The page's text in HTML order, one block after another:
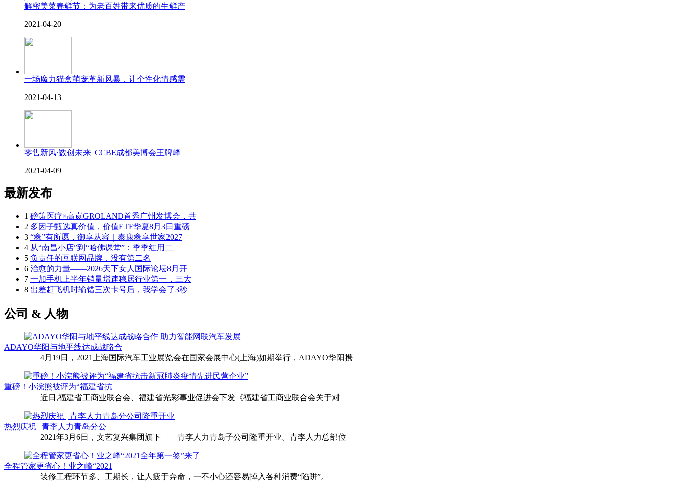
解密美菜春鲜节：为老百姓带来优质的生鲜产
2021-04-20
一场魔力猫盒萌宠革新风暴，让个性化情感需
2021-04-13
零售新风·数创未来| CCBE成都美博会王牌峰
2021-04-09
最新发布
1 磅策医疗×高岚GROLAND首秀广州发博会，共
2 多因子甄选真价值，价值ETF华夏8月3日重磅
3 “鑫”有所愿，御享从容｜泰康鑫享世家2027
4 从“南昌小店”到“哈佛课堂”：季季红用二
5 负责任的互联网品牌，没有第二名
6 治愈的力量——2026天下女人国际论坛8月开
7 一加手机上半年销量增速稳居行业第一，三大
8 出差赶飞机时输错三次卡号后，我学会了3秒
公司 & 人物
ADAYO华阳与地平线达成战略合
4月19日，2021上海国际汽车工业展览会在国家会展中心(上海)如期举行，ADAYO华阳携
重磅！小浣熊被评为“福建省抗
近日,福建省工商业联合会、福建省光彩事业促进会下发《福建省工商业联合会关于对
热烈庆祝 | 青李人力青岛分公
2021年3月6日，文艺复兴集团旗下——青李人力青岛子公司隆重开业。青李人力总部位
全程管家更省心！业之峰“2021
装修工程环节多、工期长，让人疲于奔命，一不小心还容易掉入各种消费“陷阱”。